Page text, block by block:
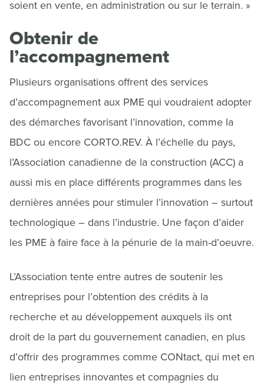
soient en vente, en administration ou sur le terrain. »
Obtenir de
l’accompagnement
Plusieurs organisations offrent des services
d’accompagnement aux PME qui voudraient adopter
des démarches favorisant l’innovation, comme la
BDC ou encore CORTO.REV. À l’échelle du pays,
l’Association canadienne de la construction (ACC) a
aussi mis en place différents programmes dans les
dernières années pour stimuler l’innovation – surtout
technologique – dans l’industrie. Une façon d’aider
les PME à faire face à la pénurie de la main-d’oeuvre.
L’Association tente entre autres de soutenir les
entreprises pour l’obtention des crédits à la
recherche et au développement auxquels ils ont
droit de la part du gouvernement canadien, en plus
d’offrir des programmes comme CONtact, qui met en
lien entreprises innovantes et compagnies du